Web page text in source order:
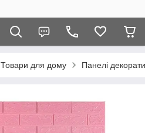
Товари для дому Панелі